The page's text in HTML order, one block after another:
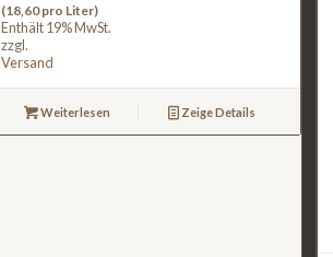
(18,60 pro Liter)
Enthält 19% MwSt.
zzgl.
Versand
Weiterlesen Zeige Details